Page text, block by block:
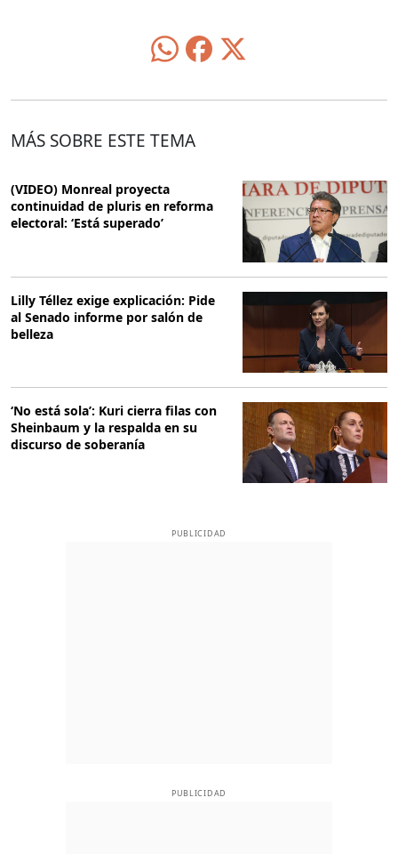
MÁS SOBRE ESTE TEMA
(VIDEO) Monreal proyecta
continuidad de pluris en reforma
electoral: ‘Está superado’
Lilly Téllez exige explicación: Pide
al Senado informe por salón de
belleza
‘No está sola’: Kuri cierra filas con
Sheinbaum y la respalda en su
discurso de soberanía
PUBLICIDAD
PUBLICIDAD